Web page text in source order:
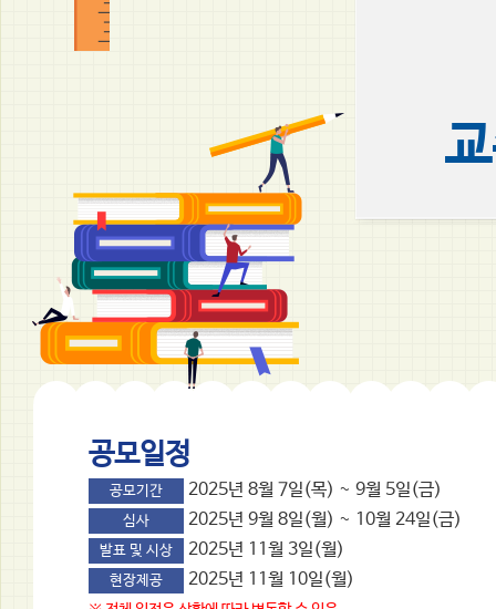
공모일정
공모기간 2025년 8월 7일(목) ~ 9월 5일(금)
심사 2025년 9월 8일(월) ~ 10월 24일(금)
발표 및 시상 2025년 11월 3일(월)
현장제공 2025년 11월 10일(월)